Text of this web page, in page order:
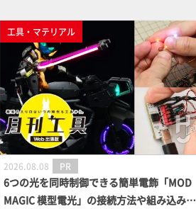
工具・マテリアル
2026.08.08 PR
6つの光を同時制御できる簡単電飾「MOD
MAGIC 模型電光」の接続方法や組み込み方